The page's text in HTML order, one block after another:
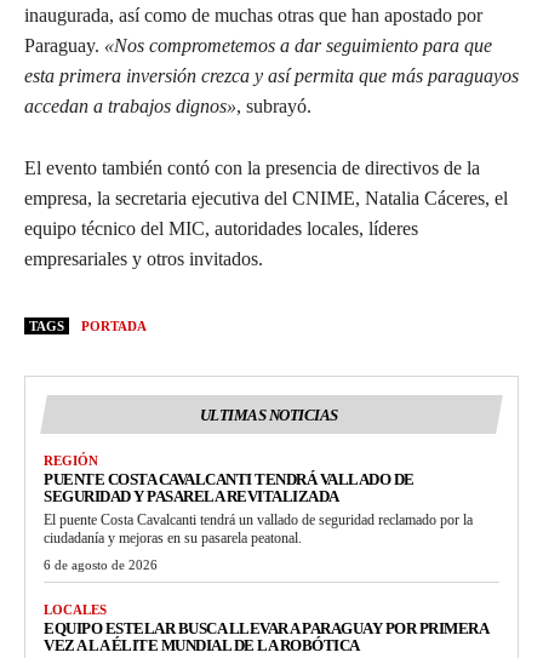
inaugurada, así como de muchas otras que han apostado por
Paraguay. «Nos comprometemos a dar seguimiento para que
esta primera inversión crezca y así permita que más paraguayos
accedan a trabajos dignos», subrayó.
El evento también contó con la presencia de directivos de la
empresa, la secretaria ejecutiva del CNIME, Natalia Cáceres, el
equipo técnico del MIC, autoridades locales, líderes
empresariales y otros invitados.
TAGS PORTADA
ULTIMAS NOTICIAS
REGIÓN
PUENTE COSTA CAVALCANTI TENDRÁ VALLADO DE
SEGURIDAD Y PASARELA REVITALIZADA
El puente Costa Cavalcanti tendrá un vallado de seguridad reclamado por la
ciudadanía y mejoras en su pasarela peatonal.
6 de agosto de 2026
LOCALES
EQUIPO ESTELAR BUSCA LLEVAR A PARAGUAY POR PRIMERA
VEZ A LA ÉLITE MUNDIAL DE LA ROBÓTICA